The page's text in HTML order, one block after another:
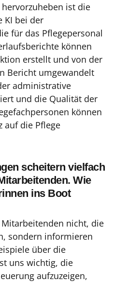
ist die
KI bei der
für das Pflegepersonal
können
erstellt und von der
Bericht umgewandelt
administrative
und die Qualität der
können
auf die Pflege
scheitern vielfach
Wie
ins Boot
nicht, die
sondern informieren
über die
uns wichtig, die
aufzuzeigen,